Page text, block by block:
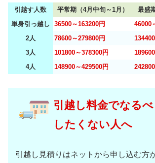
引越す人数 平常期（4月中旬～1月）
最盛
単身引っ越し
36500～163200円
46000
2人
78600～279800円
3人
101800～378300円
4人
148900～429500円
引越し料金でなる
したくない人へ
引越し見積りはネットから申し込む方